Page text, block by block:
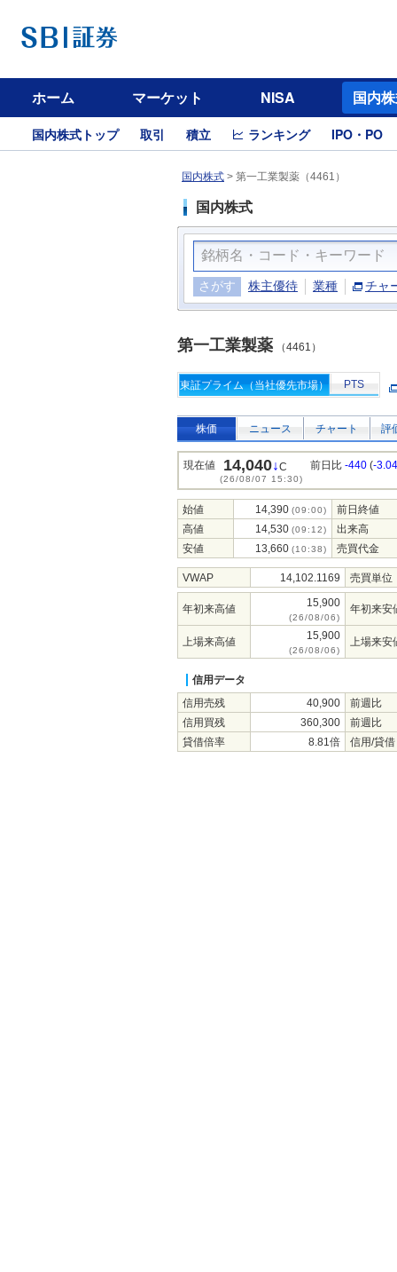
ホーム マーケット NISA 国内
国内株式トップ 取引 積立 ランキング IPO・PO
国内株式 > 第一工業製薬（4461）
国内株式
さがす 株主優待 業種 チャ
第一工業製薬 （4461）
東証プライム（当社優先市場） PTS
株価 ニュース チャート 評
現在値 14,040↓C
(26/08/07 15:30)
前日比 -440 (-
始値 14,390 (09:00)
前日終値
高値
14,530 (09:12)
出来高
安値
13,660 (10:38) 売買代金
VWAP 14,102.1169 売買単位
年初来高値 15,900
(26/08/06)
年初来安
上場来高値 15,900
(26/08/06)
上場来安
信用データ
信用売残
40,900
前週比
信用買残
360,300
前週比
貸借倍率
8.81倍 信用/貸借